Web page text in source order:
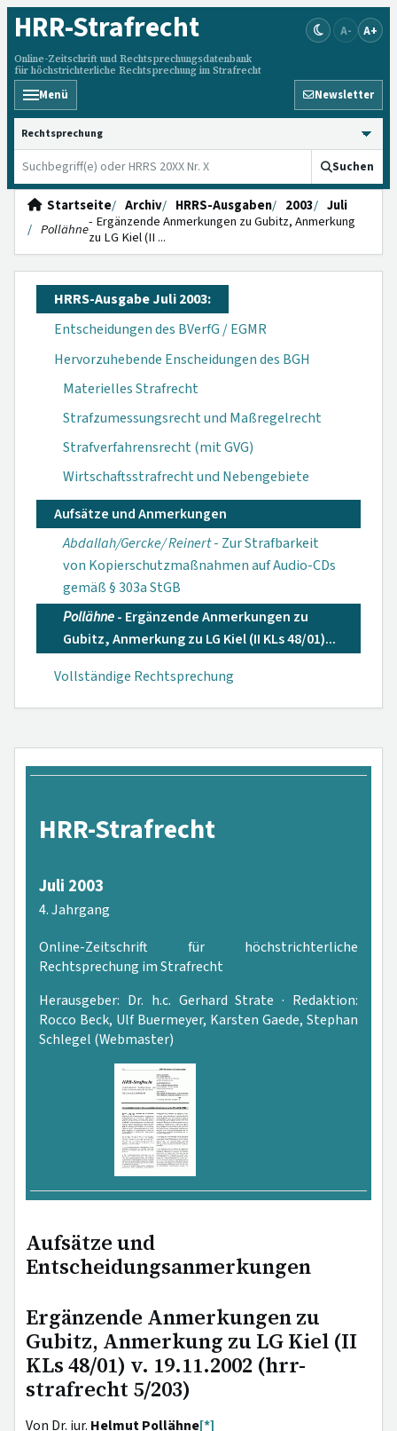
HRR-Strafrecht
Online-Zeitschrift und Rechtsprechungsdatenbank
für höchstrichterliche Rechtsprechung im Strafrecht
A- A+
Menü Newsletter
HRRS durchsuchen
Suchen
Startseite Archiv HRRS-Ausgaben 2003
Juli
Pollähne- Er­gänzende Anmer­kungen zu Gubitz, Anmerkung
zu LG Kiel (II ...
HRRS-Ausgabe Juli 2003:
Entscheidungen des BVerfG / EGMR
Hervorzuhebende Enscheidungen des BGH
Materielles Strafrecht
Strafzumessungsrecht und Maßregelrecht
Strafverfahrensrecht (mit GVG)
Wirtschaftsstrafrecht und Nebengebiete
Aufsätze und Anmerkungen
Abdallah/Gercke/ Reinert- Zur Straf­barkeit
von Kopier­schutzmaßnahmen auf Audio-CDs
gemäß § 303a StGB
Pollähne- Er­gänzende Anmer­kungen zu
Gubitz, Anmerkung zu LG Kiel (II KLs 48/01)...
Vollständige Rechtsprechung
HRR-Strafrecht
Juli 2003
4. Jahrgang
Online-Zeitschrift für höchstrichterliche
Rechtsprechung im Strafrecht
Herausgeber: Dr. h.c. Gerhard Strate · Redaktion:
Rocco Beck, Ulf Buermeyer, Karsten Gaede, Stephan
Schlegel (Webmaster)
Aufsätze und
Entscheidungsanmerkungen
Ergänzende Anmerkungen zu
Gubitz, Anmerkung zu LG Kiel (II
KLs 48/01) v. 19.11.2002 (hrr-
strafrecht 5/203)
Von Dr. iur. Helmut Pollähne[*]